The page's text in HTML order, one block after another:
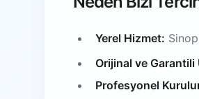
Yerel Hizmet:
Orijinal ve Garantili
Profesyonel